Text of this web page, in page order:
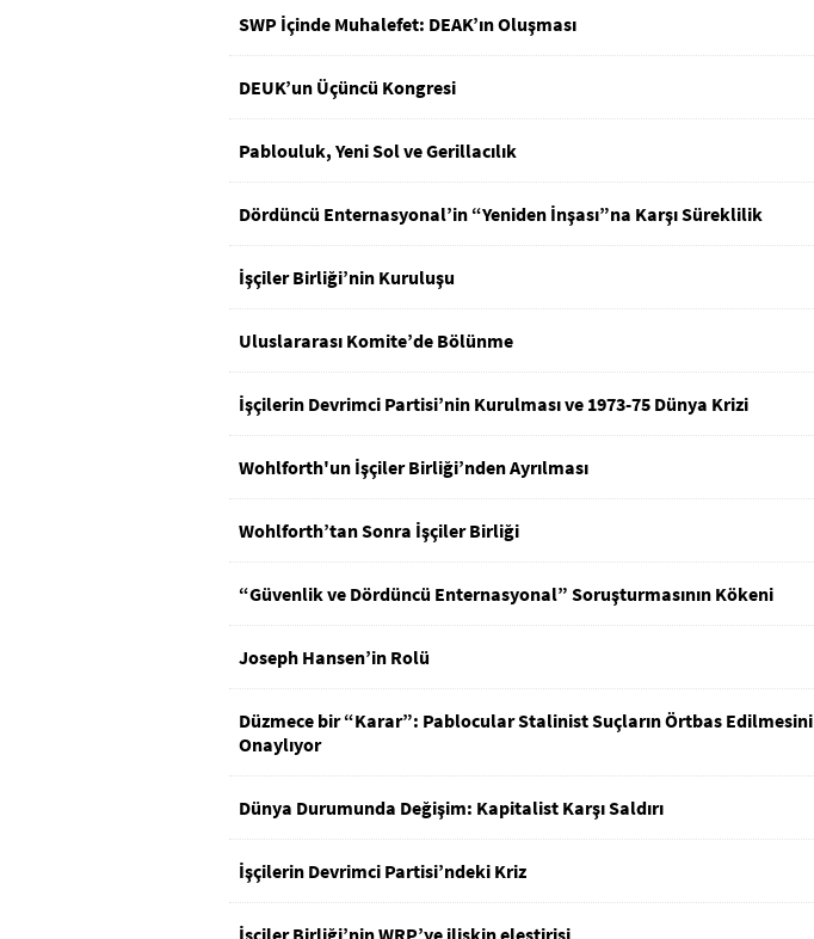
SWP İçinde Muhalefet: DEAK’ın Oluşması
DEUK’un Üçüncü Kongresi
Pablouluk, Yeni Sol ve Gerillacılık
Dördüncü Enternasyonal’in “Yeniden İnşası”na Karşı Süreklilik
İşçiler Birliği’nin Kuruluşu
Uluslararası Komite’de Bölünme
İşçilerin Devrimci Partisi’nin Kurulması ve 1973-75 Dünya Krizi
Wohlforth'un İşçiler Birliği’nden Ayrılması
Wohlforth’tan Sonra İşçiler Birliği
“Güvenlik ve Dördüncü Enternasyonal” Soruşturmasının Kökeni
Joseph Hansen’in Rolü
Düzmece bir “Karar”: Pablocular Stalinist Suçların Örtbas Edilmesini
Onaylıyor
Dünya Durumunda Değişim: Kapitalist Karşı Saldırı
İşçilerin Devrimci Partisi’ndeki Kriz
İşçiler Birliği’nin WRP’ye ilişkin eleştirisi